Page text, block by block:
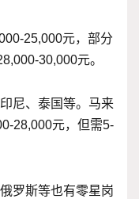
25,000元，部分
30,000元。
尼、泰国等。马来
28,000元，但需5-
罗斯等也有零星岗